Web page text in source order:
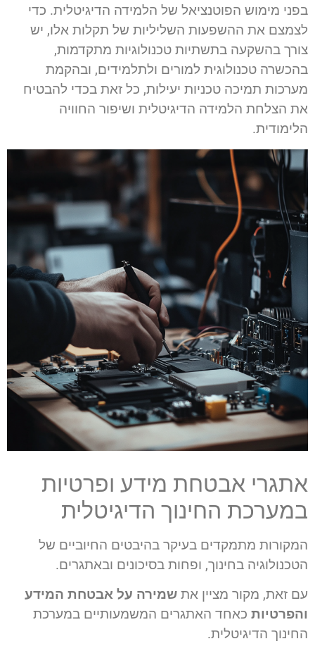
בפני מימוש הפוטנציאל של הלמידה הדיגיטלית. כדי
לצמצם את ההשפעות השליליות של תקלות אלו, יש
צורך בהשקעה בתשתיות טכנולוגיות מתקדמות,
בהכשרה טכנולוגית למורים ולתלמידים, ובהקמת
מערכות תמיכה טכניות יעילות, כל זאת בכדי להבטיח
את הצלחת הלמידה הדיגיטלית ושיפור החוויה
הלימודית.
אתגרי אבטחת מידע ופרטיות
במערכת החינוך הדיגיטלית
המקורות מתמקדים בעיקר בהיבטים החיוביים של
הטכנולוגיה בחינוך, ופחות בסיכונים ובאתגרים.
עם זאת, מקור מציין את שמירה על אבטחת המידע
והפרטיות כאחד האתגרים המשמעותיים במערכת
החינוך הדיגיטלית.